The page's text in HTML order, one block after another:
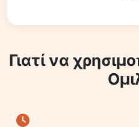
Γιατί να